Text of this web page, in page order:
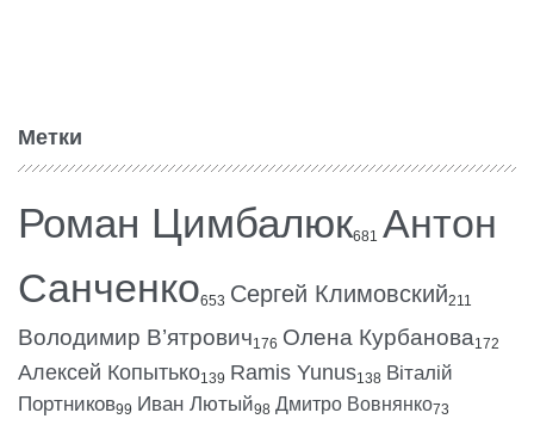
Метки
Роман Цимбалюк681 Антон
Санченко653 Сергей Климовский211
Володимир В’ятрович176 Олена Курбанова172
Алексей Копытько139 Ramis Yunus138 Віталій
Портников99 Иван Лютый98 Дмитро Вовнянко73